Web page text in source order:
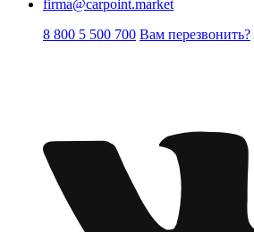
firma@carpoint.market
8 800 5 500 700 Вам перезвонить?